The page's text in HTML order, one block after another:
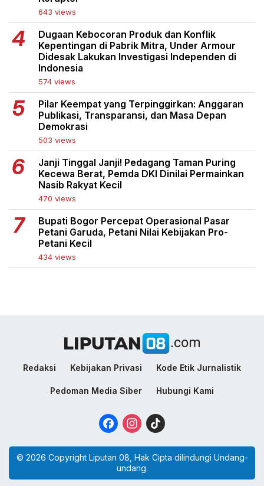
643 views
Dugaan Kebocoran Produk dan Konflik
Kepentingan di Pabrik Mitra, Under Armour
Didesak Lakukan Investigasi Independen di
Indonesia
574 views
Pilar Keempat yang Terpinggirkan: Anggaran
Publikasi, Transparansi, dan Masa Depan
Demokrasi
503 views
Janji Tinggal Janji! Pedagang Taman Puring
Kecewa Berat, Pemda DKI Dinilai Permainkan
Nasib Rakyat Kecil
470 views
Bupati Bogor Percepat Operasional Pasar
Petani Garuda, Petani Nilai Kebijakan Pro-
Petani Kecil
434 views
Redaksi Kebijakan Privasi Kode Etik Jurnalistik
Pedoman Media Siber Hubungi Kami
FacebookInstagram
© 2026 Copyright Liputan 08, Hak Cipta dilindungi Undang-
undang.